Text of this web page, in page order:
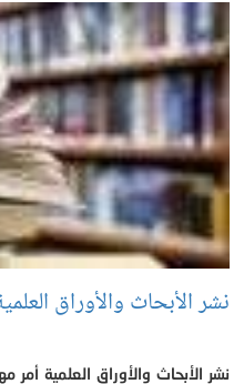
نشر الأبحاث والأوراق
نشر الأبحاث والأوراق العلمية